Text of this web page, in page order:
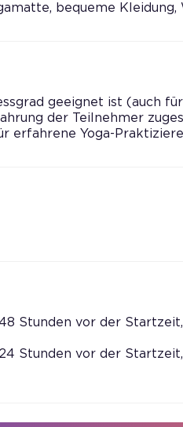
bequeme Kleidung,
geeignet ist (auch
der Teilnehmer
erfahrene Yoga-
Stunden vor der
Stunden vor der